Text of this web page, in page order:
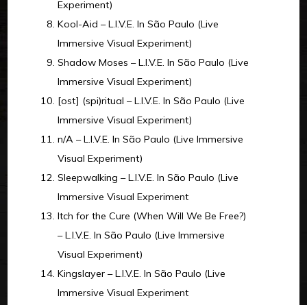
Experiment)
Kool-Aid – L.I.V.E. In São Paulo (Live
Immersive Visual Experiment)
Shadow Moses – L.I.V.E. In São Paulo (Live
Immersive Visual Experiment)
[ost] (spi)ritual – L.I.V.E. In São Paulo (Live
Immersive Visual Experiment)
n/A – L.I.V.E. In São Paulo (Live Immersive
Visual Experiment)
Sleepwalking – L.I.V.E. In São Paulo (Live
Immersive Visual Experiment
Itch for the Cure (When Will We Be Free?)
– L.I.V.E. In São Paulo (Live Immersive
Visual Experiment)
Kingslayer – L.I.V.E. In São Paulo (Live
Immersive Visual Experiment